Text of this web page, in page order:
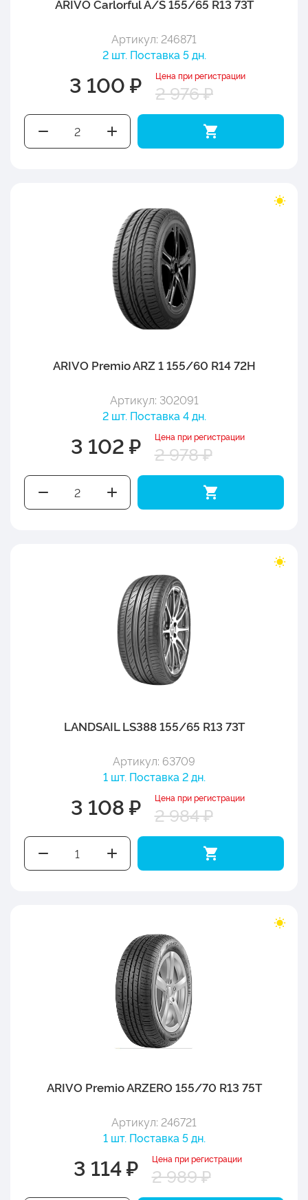
ARIVO Carlorful A/S 155/65 R13 73T
Артикул: 246871
2 шт. Поставка 5 дн.
3 100 ₽ Цена при регистрации
2 976 ₽
ARIVO Premio ARZ 1 155/60 R14 72H
Артикул: 302091
2 шт. Поставка 4 дн.
3 102 ₽ Цена при регистрации
2 978 ₽
LANDSAIL LS388 155/65 R13 73T
Артикул: 63709
1 шт. Поставка 2 дн.
3 108 ₽ Цена при регистрации
2 984 ₽
ARIVO Premio ARZERO 155/70 R13 75T
Артикул: 246721
1 шт. Поставка 5 дн.
3 114 ₽ Цена при регистрации
2 989 ₽